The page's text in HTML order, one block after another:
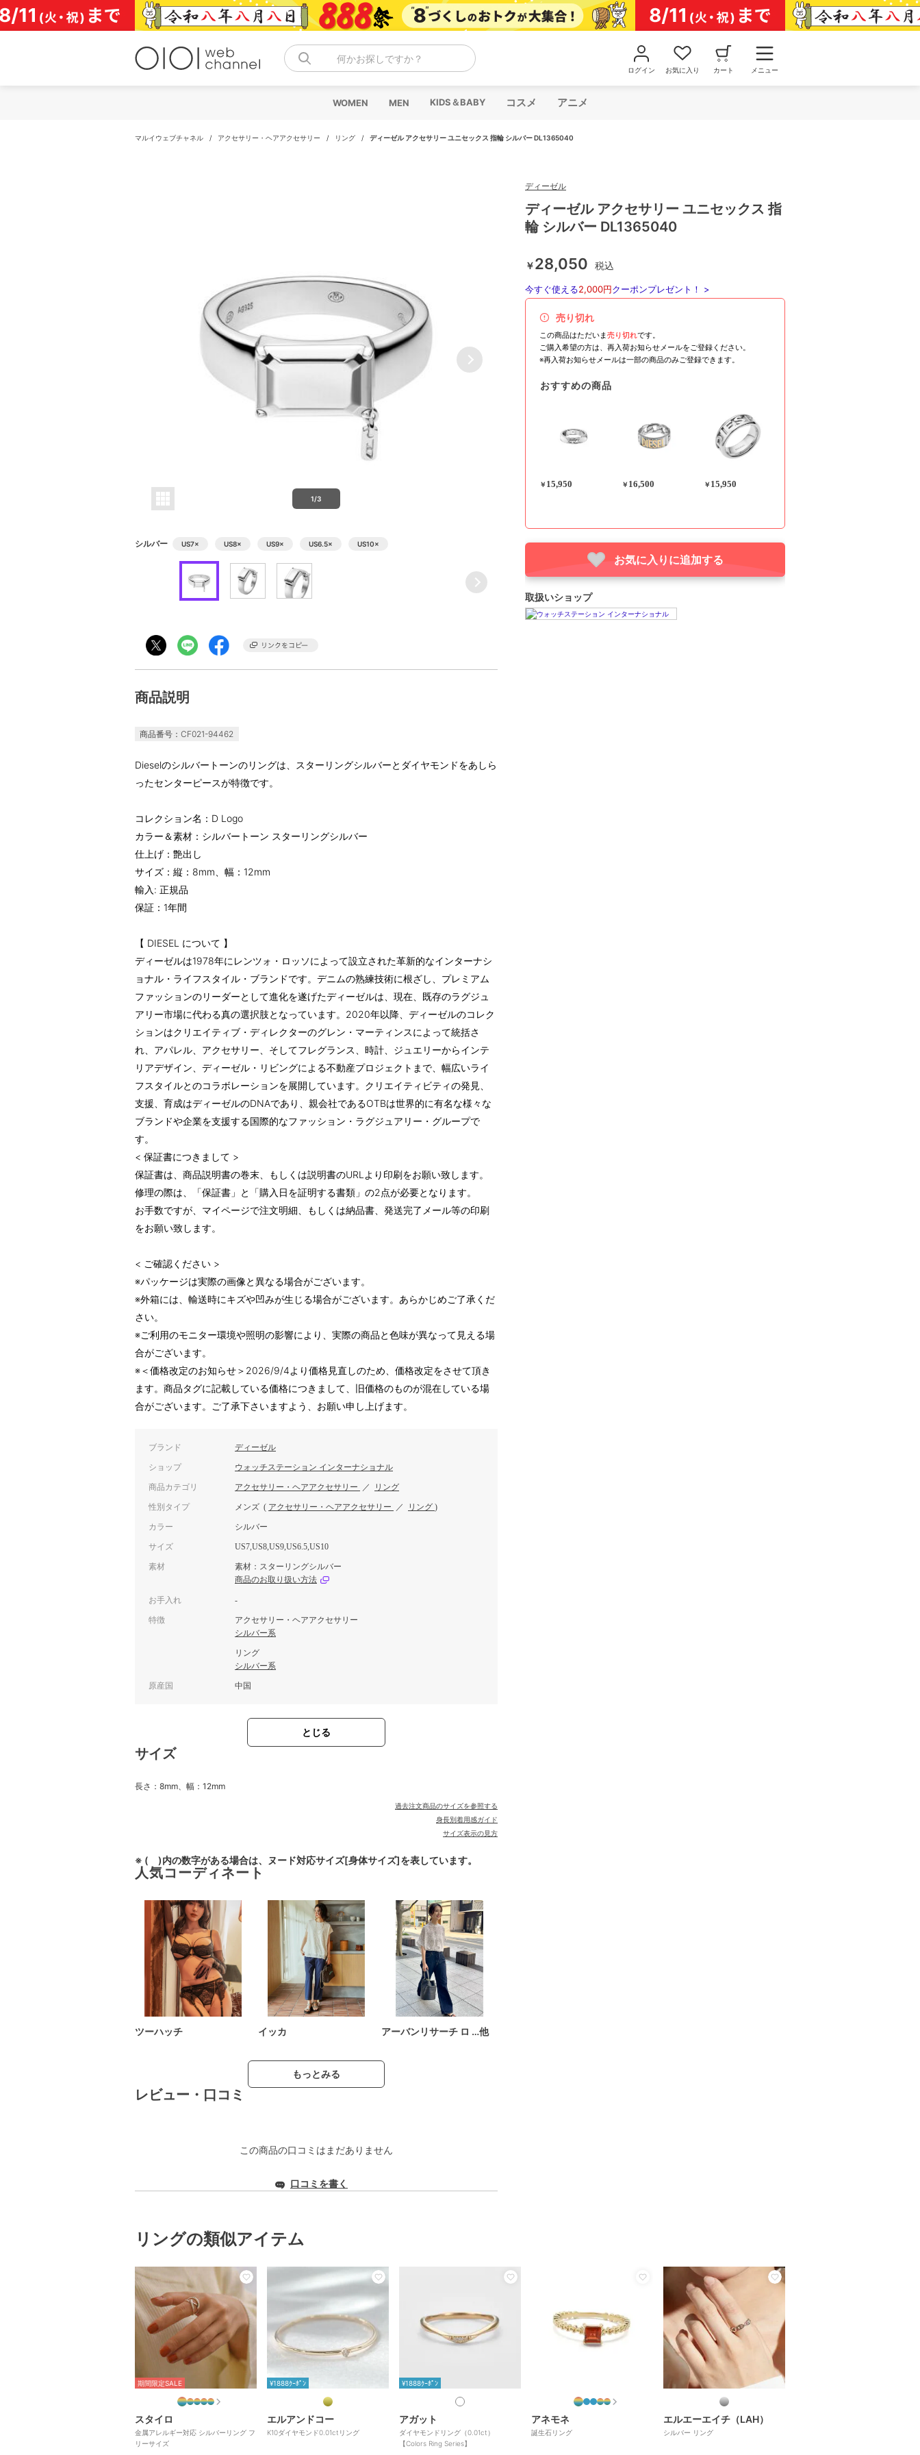
コ
ン
テ
何かお探しですか？
ログイン お気に入り カート メニュー
WOMEN MEN KIDS＆BABY コスメ アニメ
マルイウェブチャネル / アクセサリー・ヘアアクセサリー / リング / ディーゼル アクセサリー ユニセックス 指輪 シルバー DL1365040
1/3
シルバー US7× US8× US9× US6.5× US10×
商品説明
商品番号：CF021-94462
Dieselのシルバートーンのリングは、スターリングシルバーとダイヤモンドをあしら
ったセンターピースが特徴です。
コレクション名：D Logo
カラー＆素材：シルバートーン スターリングシルバー
仕上げ：艶出し
サイズ：縦：8mm、幅：12mm
輸入: 正規品
保証：1年間
【 DIESEL について 】
ディーゼルは1978年にレンツォ・ロッソによって設立された革新的なインターナシ
ョナル・ライフスタイル・ブランドです。デニムの熟練技術に根ざし、プレミアム
ファッションのリーダーとして進化を遂げたディーゼルは、現在、既存のラグジュ
アリー市場に代わる真の選択肢となっています。2020年以降、ディーゼルのコレク
ションはクリエイティブ・ディレクターのグレン・マーティンスによって統括さ
れ、アパレル、アクセサリー、そしてフレグランス、時計、ジュエリーからインテ
リアデザイン、ディーゼル・リビングによる不動産プロジェクトまで、幅広いライ
フスタイルとのコラボレーションを展開しています。クリエイティビティの発見、
支援、育成はディーゼルのDNAであり、親会社であるOTBは世界的に有名な様々な
ブランドや企業を支援する国際的なファッション・ラグジュアリー・グループで
す。
< 保証書につきまして >
保証書は、商品説明書の巻末、もしくは説明書のURLより印刷をお願い致します。
修理の際は、「保証書」と「購入日を証明する書類」の2点が必要となります。
お手数ですが、マイページで注文明細、もしくは納品書、発送完了メール等の印刷
をお願い致します。
< ご確認ください >
※パッケージは実際の画像と異なる場合がございます。
※外箱には、輸送時にキズや凹みが生じる場合がございます。あらかじめご了承くだ
さい。
※ご利用のモニター環境や照明の影響により、実際の商品と色味が異なって見える場
合がございます。
※＜価格改定のお知らせ＞2026/9/4より価格見直しのため、価格改定をさせて頂き
ます。商品タグに記載している価格につきまして、旧価格のものが混在している場
合がございます。ご了承下さいますよう、お願い申し上げます。
ブランド ディーゼル
ショップ ウォッチステーション インターナショナル
商品カテゴリ アクセサリー・ヘアアクセサリー ／ リング
性別タイプ メンズ ( アクセサリー・ヘアアクセサリー ／ リング )
カラー シルバー
サイズ US7,US8,US9,US6.5,US10
素材
素材：スターリングシルバー
商品のお取り扱い方法
お手入れ -
特徴
アクセサリー・ヘアアクセサリー
シルバー系
リング
シルバー系
原産国 中国
とじる
サイズ
長さ：8mm、幅：12mm
過去注文商品のサイズを参照する
身長別着用感ガイド
サイズ表示の見方
※ ( )内の数字がある場合は、ヌード対応サイズ[身体サイズ]を表しています。
人気コーディネート
ツーハッチ イッカ アーバンリサーチ ロ …他
もっとみる
レビュー・口コミ
この商品の口コミはまだありません
口コミを書く
ディーゼル
ディーゼル アクセサリー ユニセックス 指
輪 シルバー DL1365040
￥28,050 税込
今すぐ使える2,000円クーポンプレゼント！ >
売り切れ
この商品はただいま売り切れです。
ご購入希望の方は、再入荷お知らせメールをご登録ください。
※再入荷お知らせメールは一部の商品のみご登録できます。
おすすめの商品
￥ 15,950 ￥ 16,500 ￥ 15,950
お気に入りに追加する
取扱いショップ
リングの類似アイテム
期間限定SALE
スタイロ
金属アレルギー対応 シルバーリング フ
リーサイズ
¥1888ｸｰﾎﾟﾝ
エルアンドコー
K10ダイヤモンド0.01ctリング
¥1888ｸｰﾎﾟﾝ
アガット
ダイヤモンドリング（0.01ct）
【Colors Ring Series】
アネモネ
誕生石リング
エルエーエイチ（LAH）
シルバー リング